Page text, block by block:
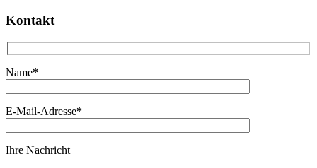
Kontakt
Name*
E-Mail-Adresse*
Ihre Nachricht